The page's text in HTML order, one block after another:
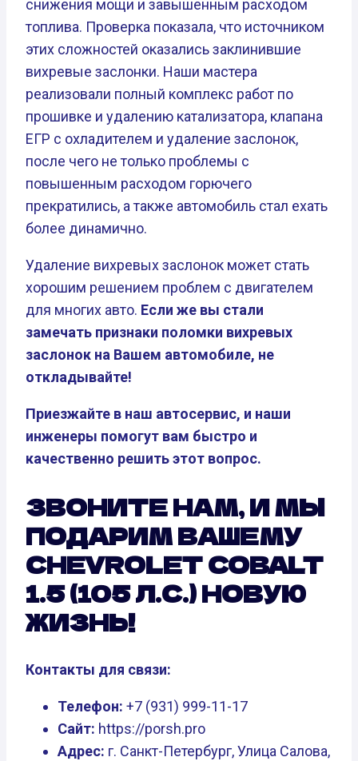
снижения мощи и завышенным расходом
топлива. Проверка показала, что источником
этих сложностей оказались заклинившие
вихревые заслонки. Наши мастера
реализовали полный комплекс работ по
прошивке и удалению катализатора, клапана
ЕГР с охладителем и удаление заслонок,
после чего не только проблемы с
повышенным расходом горючего
прекратились, а также автомобиль стал ехать
более динамично.
Удаление вихревых заслонок может стать
хорошим решением проблем с двигателем
для многих авто. Если же вы стали
замечать признаки поломки вихревых
заслонок на Вашем автомобиле, не
откладывайте!
Приезжайте в наш автосервис, и наши
инженеры помогут вам быстро и
качественно решить этот вопрос.
ЗВОНИТЕ НАМ, И МЫ
ПОДАРИМ ВАШЕМУ
CHEVROLET COBALT
1.5 (105 Л.С.) НОВУЮ
ЖИЗНЬ!
Контакты для связи:
Телефон: +7 (931) 999-11-17
Сайт: https://porsh.pro
Адрес: г. Санкт-Петербург, Улица Салова,